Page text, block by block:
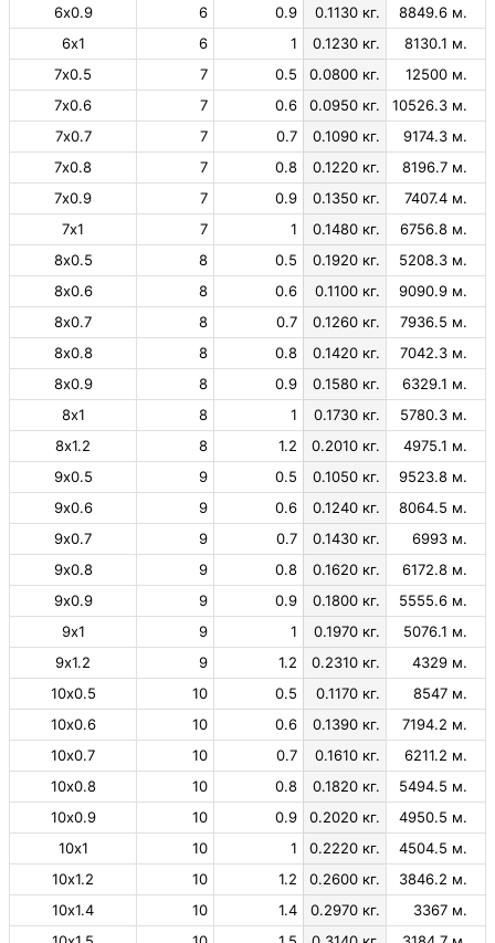
6х0.9
6 0.9 0.1130 кг.
8849.6 м.
6х1
6 1 0.1230 кг.
8130.1 м.
7х0.5
7 0.5 0.0800 кг.
12500 м.
7х0.6
7 0.6 0.0950 кг.
10526.3 м.
7х0.7
7 0.7 0.1090 кг.
9174.3 м.
7х0.8
7 0.8 0.1220 кг.
8196.7 м.
7х0.9
7 0.9 0.1350 кг.
7407.4 м.
7х1
7 1 0.1480 кг.
6756.8 м.
8х0.5
8 0.5 0.1920 кг.
5208.3 м.
8х0.6
8 0.6 0.1100 кг.
9090.9 м.
8х0.7
8 0.7 0.1260 кг.
7936.5 м.
8х0.8
8 0.8 0.1420 кг.
7042.3 м.
8х0.9
8 0.9 0.1580 кг.
6329.1 м.
8х1
8 1 0.1730 кг.
5780.3 м.
8х1.2
8 1.2 0.2010 кг.
4975.1 м.
9х0.5
9 0.5 0.1050 кг.
9523.8 м.
9х0.6
9 0.6 0.1240 кг.
8064.5 м.
9х0.7
9 0.7 0.1430 кг.
6993 м.
9х0.8
9 0.8 0.1620 кг.
6172.8 м.
9х0.9
9 0.9 0.1800 кг.
5555.6 м.
9х1
9 1 0.1970 кг.
5076.1 м.
9х1.2
9 1.2 0.2310 кг.
4329 м.
10х0.5
10 0.5 0.1170 кг.
8547 м.
10х0.6
10 0.6 0.1390 кг.
7194.2 м.
10х0.7
10 0.7 0.1610 кг.
6211.2 м.
10х0.8
10 0.8 0.1820 кг.
5494.5 м.
10х0.9
10 0.9 0.2020 кг.
4950.5 м.
10х1
10 1 0.2220 кг.
4504.5 м.
10х1.2
10 1.2 0.2600 кг.
3846.2 м.
10х1.4
10 1.4 0.2970 кг.
3367 м.